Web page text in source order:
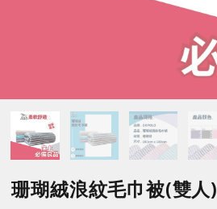
珊瑚絨浪紋毛巾被(雙人)